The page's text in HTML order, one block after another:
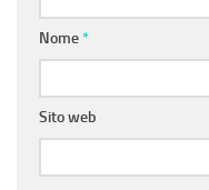
Nome*
Sito web